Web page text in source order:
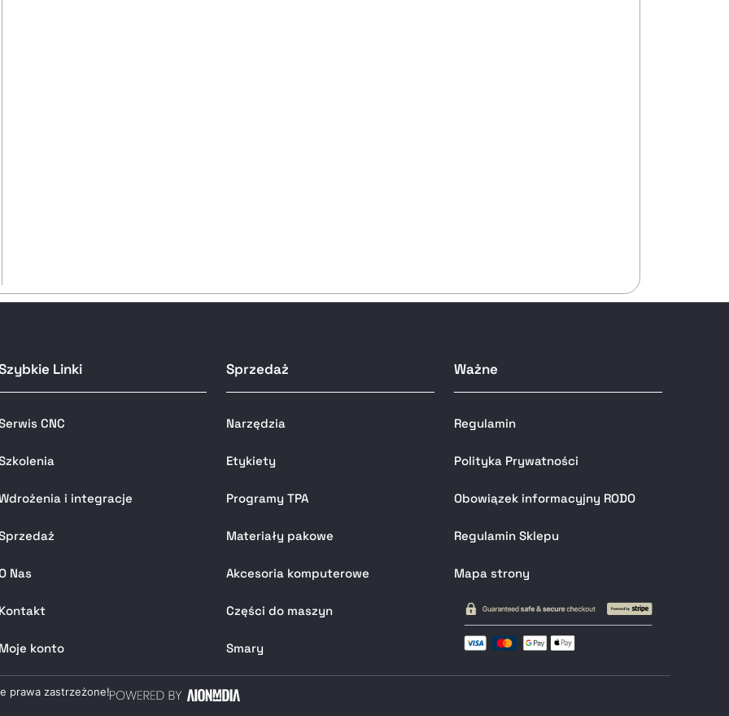
Linki
CNC
i integracje
Nas
Kontakt
Moje konto
Sprzedaż
Narzędzia
Etykiety
Programy TPA
Materiały pakowe
Akcesoria komputerowe
Części do maszyn
Smary
Ważne
Regulamin
Polityka Prywatności
Obowiązek informacyjny RODO
Regulamin Sklepu
Mapa strony
prawa zastrzeżone!